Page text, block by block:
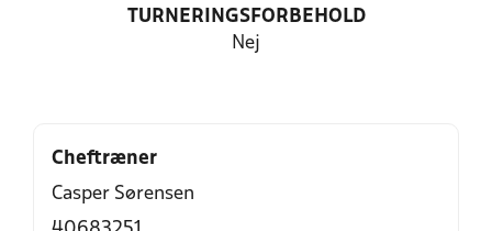
TURNERINGSFORBEHOLD
Nej
Cheftræner
Casper Sørensen